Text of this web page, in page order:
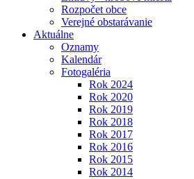
Rozpočet obce
Verejné obstarávanie
Aktuálne
Oznamy
Kalendár
Fotogaléria
Rok 2024
Rok 2020
Rok 2019
Rok 2018
Rok 2017
Rok 2016
Rok 2015
Rok 2014